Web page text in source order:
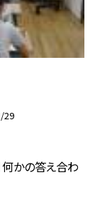
29
何かの答え合わ